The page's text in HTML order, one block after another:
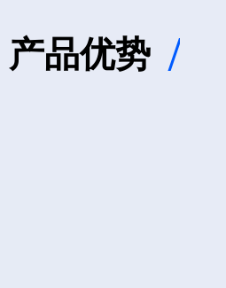
产品优势 /